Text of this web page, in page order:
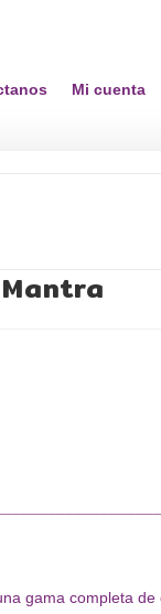
Mi cuenta
gama completa